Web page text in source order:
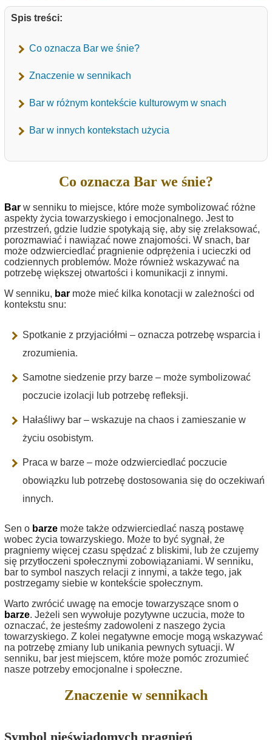
Spis treści:
Co oznacza Bar we śnie?
Znaczenie w sennikach
Bar w różnym kontekście kulturowym w snach
Bar w innych kontekstach użycia
Co oznacza Bar we śnie?
Bar w senniku to miejsce, które może symbolizować różne
aspekty życia towarzyskiego i emocjonalnego. Jest to
przestrzeń, gdzie ludzie spotykają się, aby się zrelaksować,
porozmawiać i nawiązać nowe znajomości. W snach, bar
może odzwierciedlać pragnienie odprężenia i ucieczki od
codziennych problemów. Może również wskazywać na
potrzebę większej otwartości i komunikacji z innymi.
W senniku, bar może mieć kilka konotacji w zależności od
kontekstu snu:
Spotkanie z przyjaciółmi – oznacza potrzebę wsparcia i
zrozumienia.
Samotne siedzenie przy barze – może symbolizować
poczucie izolacji lub potrzebę refleksji.
Hałaśliwy bar – wskazuje na chaos i zamieszanie w
życiu osobistym.
Praca w barze – może odzwierciedlać poczucie
obowiązku lub potrzebę dostosowania się do oczekiwań
innych.
Sen o barze może także odzwierciedlać naszą postawę
wobec życia towarzyskiego. Może to być sygnał, że
pragniemy więcej czasu spędzać z bliskimi, lub że czujemy
się przytłoczeni społecznymi zobowiązaniami. W senniku,
bar to symbol naszych relacji z innymi, a także tego, jak
postrzegamy siebie w kontekście społecznym.
Warto zwrócić uwagę na emocje towarzyszące snom o
barze. Jeżeli sen wywołuje pozytywne uczucia, może to
oznaczać, że jesteśmy zadowoleni z naszego życia
towarzyskiego. Z kolei negatywne emocje mogą wskazywać
na potrzebę zmiany lub unikania pewnych sytuacji. W
senniku, bar jest miejscem, które może pomóc zrozumieć
nasze potrzeby emocjonalne i społeczne.
Znaczenie w sennikach
Symbol nieświadomych pragnień